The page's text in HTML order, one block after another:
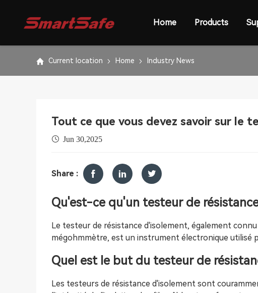
Home Products
Current location Home Industry News
Tout ce que vous devez savoir sur le
Jun 30,2025
Share :
Qu'est-ce qu'un testeur de
Le testeur de résistance d'isolement, également
mégohmmètre, est un instrument électronique utilisé
Quel est le but du testeur de
Les testeurs de résistance d'isolement sont